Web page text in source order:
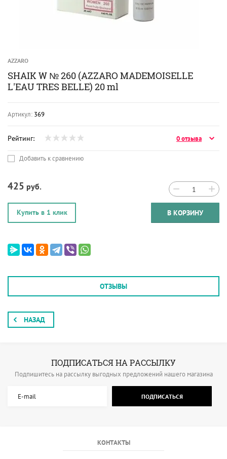
AZZARO
SHAIK W № 260 (AZZARO MADEMOISELLE
L'EAU TRES BELLE) 20 ml
Артикул: 369
Рейтинг: 0 отзыва
Добавить к сравнению
425 руб. − +
Купить в 1 клик В КОРЗИНУ
ОТЗЫВЫ
НАЗАД
ПОДПИСАТЬСЯ НА РАССЫЛКУ
Подпишитесь на рассылку выгодных предложений нашего магазина
ПОДПИСАТЬСЯ
КОНТАКТЫ